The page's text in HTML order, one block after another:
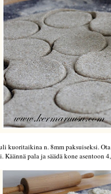
kuoritaikina n. 8mm paksuiseksi.
Käännä pala ja säädä kone asentoon